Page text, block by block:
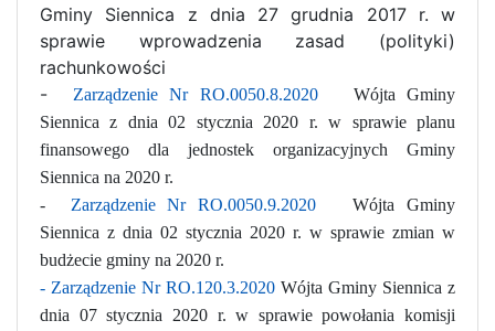
Gminy Siennica z dnia 27 grudnia 2017 r. w
sprawie wprowadzenia zasad (polityki)
rachunkowości
-
Zarządzenie Nr RO.0050.8.2020
Wójta Gminy
Siennica z dnia 02 stycznia 2020 r. w sprawie planu
finansowego dla jednostek organizacyjnych Gminy
Siennica na 2020 r.
-
Zarządzenie Nr RO.0050.9.2020
Wójta Gminy
Siennica z dnia 02 stycznia 2020 r. w sprawie zmian w
budżecie gminy na 2020 r.
- Zarządzenie Nr RO.120.3.2020 Wójta Gminy Siennica z
dnia 07 stycznia 2020 r. w sprawie powołania komisji